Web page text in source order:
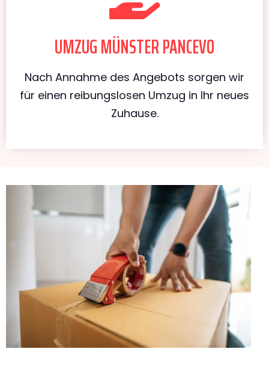
UMZUG MÜNSTER PANCEVO
Nach Annahme des Angebots sorgen wir
für einen reibungslosen Umzug in Ihr neues
Zuhause.